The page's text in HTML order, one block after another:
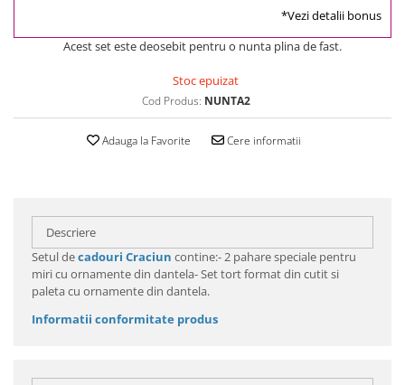
*Vezi detalii bonus
Acest set este deosebit pentru o nunta plina de fast.
Stoc epuizat
Cod Produs: NUNTA2
Adauga la Favorite Cere informatii
Descriere
Setul decadouri Craciun contine:- 2 pahare speciale pentru
miri cu ornamente din dantela- Set tort format din cutit si
paleta cu ornamente din dantela.
Informatii conformitate produs